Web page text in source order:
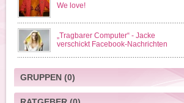
We love!
„Tragbarer Computer“ - Jacke
verschickt Facebook-Nachrichten
GRUPPEN(0)